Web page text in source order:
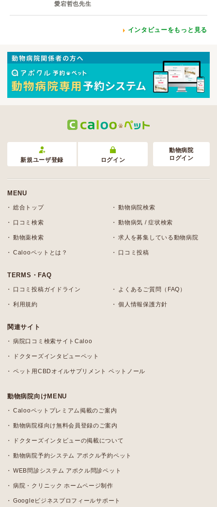
愛宕哲也先生
インタビューをもっと見る
新規ユーザ登録 ログイン
動物病院
ログイン
MENU
総合トップ 動物病院検索
口コミ検索 動物病気 / 症状検索
動物薬検索 求人を募集している動物病院
Calooペットとは？ 口コミ投稿
TERMS・FAQ
口コミ投稿ガイドライン よくあるご質問（FAQ）
利用規約 個人情報保護方針
関連サイト
病院口コミ検索サイトCaloo
ドクターズインタビューペット
ペット用CBDオイルサプリメント ペットノール
動物病院向けMENU
Calooペットプレミアム掲載のご案内
動物病院様向け無料会員登録のご案内
ドクターズインタビューの掲載について
動物病院予約システム アポクル予約ペット
WEB問診システム アポクル問診ペット
病院・クリニック ホームページ制作
Googleビジネスプロフィールサポート